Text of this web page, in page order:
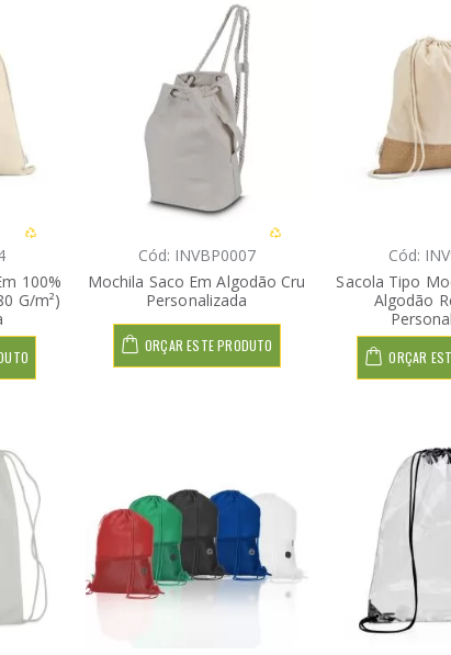
100%
G/m²)
Cód: INVBP0007
Mochila Saco Em Algodão Cru
Personalizada
ORÇAR ESTE PRODUTO
Cód:
Sacola Tipo
Algodão
ORÇAR